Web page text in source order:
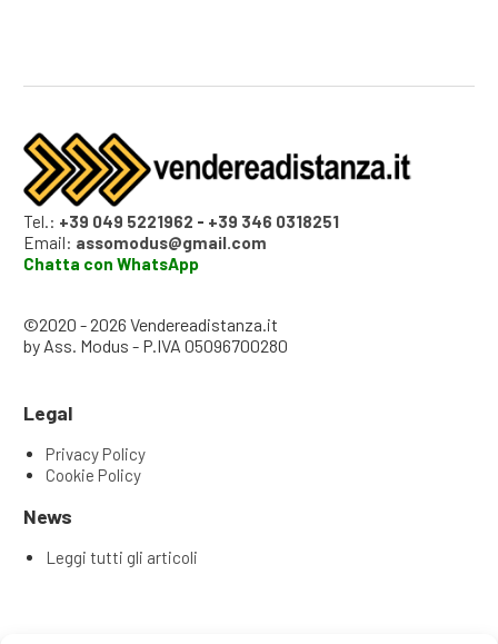
Tel.: +39 049 5221962 - +39 346 0318251
Email: assomodus@gmail.com
Chatta con WhatsApp
©2020 - 2026 Vendereadistanza.it
by Ass. Modus - P.IVA 05096700280
Legal
Privacy Policy
Cookie Policy
News
Leggi tutti gli articoli